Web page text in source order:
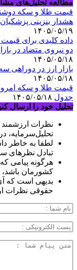
مطالعه تحلیل‌های
قیمت طلا و سکه دوشنبه 19 مرداد/ قیمت‌ها
هشدار بنزینی
۱۴۰۵/۰۵/۱۹
داده کلیدی برای
دو نیروی متضاد در
۱۴۰۵/۰۵/۱۸
بازار ارز در دوراهی
۱۴۰۵/۰۵/۱۸
جدول
تحلیل خود را ارسال
نظرات
تحلیل‌سرمایه،
لطفا به خاطر
تبادل نظرهای
هرگونه پیامی که
کشورمان باشد،
بدیهی است که
حقوقی نظرات